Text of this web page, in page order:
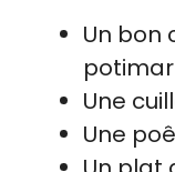
Un bon
Une
Une